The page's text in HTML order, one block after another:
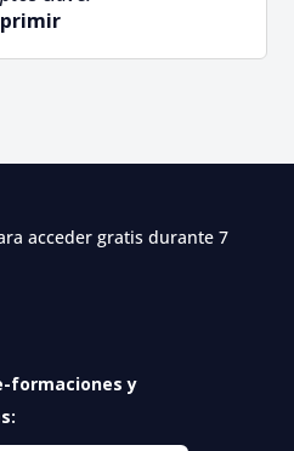
acceder gratis durante 7
formaciones y